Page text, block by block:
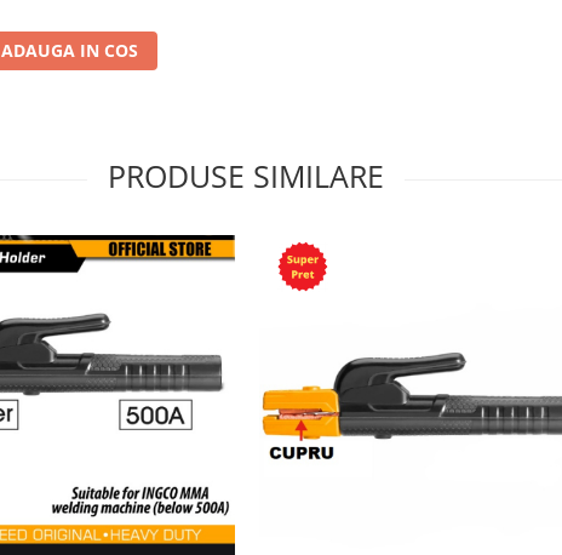
ADAUGA IN COS
PRODUSE SIMILARE